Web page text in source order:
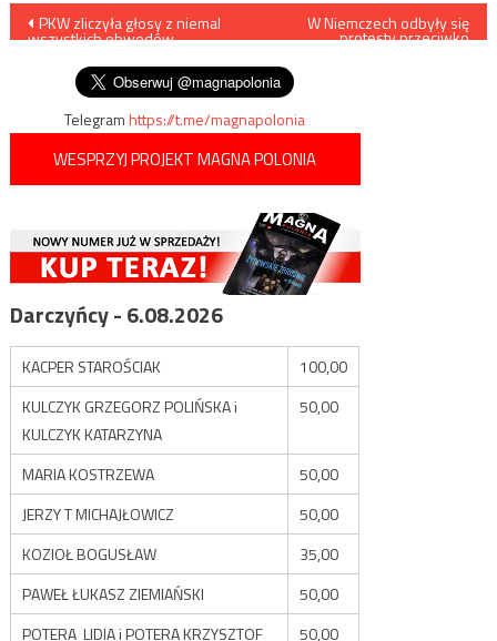
Nawigacja
wpisu
PKW zliczyła głosy z niemal
wszystkich obwodów
W Niemczech odbyły się
protesty przeciwko
Telegramhttps://t.me/magnapolonia
WESPRZYJ PROJEKT MAGNA POLONIA
Darczyńcy - 6.08.2026
KACPER STAROŚCIAK
100,00
KULCZYK GRZEGORZ POLIŃSKA i
KULCZYK KATARZYNA
50,00
MARIA KOSTRZEWA
50,00
JERZY T MICHAJŁOWICZ
50,00
KOZIOŁ BOGUSŁAW
35,00
PAWEŁ ŁUKASZ ZIEMIAŃSKI
50,00
POTERA LIDIA i POTERA KRZYSZTOF
50,00